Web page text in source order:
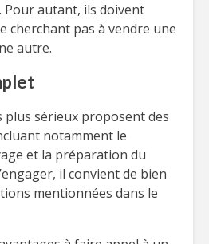
Pour autant, ils doivent
cherchant pas à vendre une
autre.
plus sérieux proposent des
notamment le
et la préparation du
il convient de bien
mentionnées dans le